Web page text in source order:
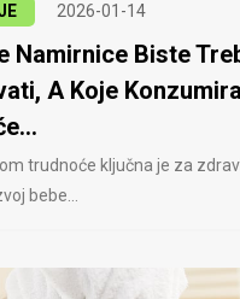
2026-01-14
Namirnice Biste
A Koje
trudnoće ključna je za
bebe...